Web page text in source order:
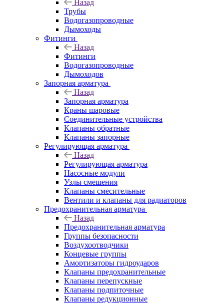
Назад
Трубы
Водогазопроводные
Дымоходы
Фитинги
Назад
Фитинги
Водогазопроводные
Дымоходов
Запорная арматура
Назад
Запорная арматура
Краны шаровые
Соединительные устройства
Клапаны обратные
Клапаны запорные
Регулирующая арматура
Назад
Регулирующая арматура
Насосные модули
Узлы смешения
Клапаны смесительные
Вентили и клапаны для радиаторов
Предохранительная арматура
Назад
Предохранительная арматура
Группы безопасности
Воздухоотводчики
Концевые группы
Амортизаторы гидроударов
Клапаны предохранительные
Клапаны перепускные
Клапаны подпиточные
Клапаны редукционные